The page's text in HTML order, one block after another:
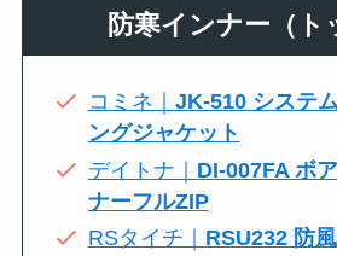
防寒インナー（ト
コミネ｜ JK-510 システ
ングジャケット
デイトナ｜ DI-007FA ボ
ナーフルZIP
RSタイチ｜ RSU232 防